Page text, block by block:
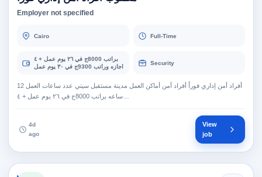
Employer not specified
Cairo Full-Time
براتب 8000ج في ٢٦ يوم عمل + ٤
اجازه وراتب 9300ج في ٣٠ يوم عمل
Security
أفراد أمن إداري فوراً أفراد أمن أماكن العمل مدينة مستقبل سيتي عدد ساعات العمل 12
4d
ago
View
job